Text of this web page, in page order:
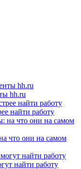
hh.ru
найти работу
что они на самом
найти работу